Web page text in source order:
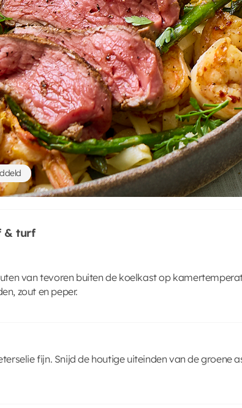
& turf
van tevoren buiten de koelkast op
zout en peper.
fijn. Snijd de houtige uiteinden van de groene